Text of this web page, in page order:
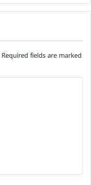
Required fields are marked